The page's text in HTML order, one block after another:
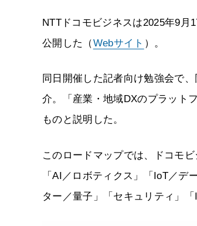
NTTドコモビジネスは2025年9月
公開した（Webサイト ）。
同日開催した記者向け勉強会で
介。「産業・地域DXのプラット
ものと説明した。
このロードマップでは、ドコモ
「AI／ロボティクス」「IoT／
ター／量子」「セキュリティ」